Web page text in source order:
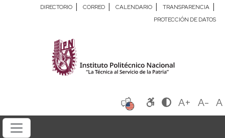
DIRECTORIO | CORREO | CALENDARIO | TRANSPARENCIA |
PROTECCIÓN DE DATOS
A+ A- A